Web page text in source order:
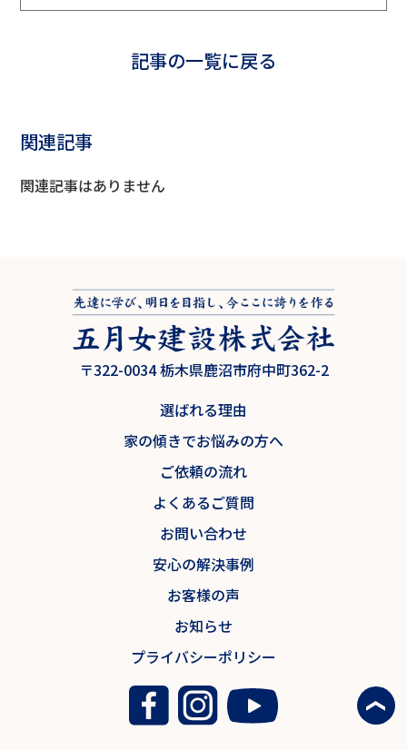
記事の一覧に戻る
関連記事
関連記事はありません
〒322-0034 栃木県鹿沼市府中町362-2
選ばれる理由
家の傾きでお悩みの方へ
ご依頼の流れ
よくあるご質問
お問い合わせ
安心の解決事例
お客様の声
お知らせ
プライバシーポリシー